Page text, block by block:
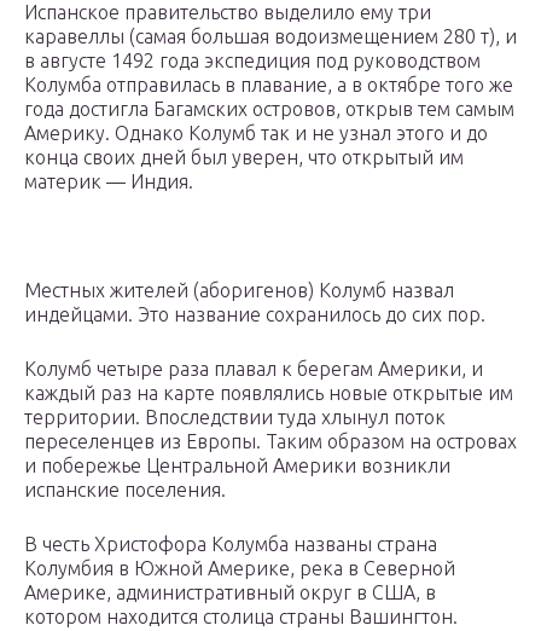
Испанское правительство выделило ему три
каравеллы (самая большая водоизмещением 280 т), и
в августе 1492 года экспедиция под руководством
Колумба отправилась в плавание, а в октябре того же
года достигла Багамских островов, открыв тем самым
Америку. Однако Колумб так и не узнал этого и до
конца своих дней был уверен, что открытый им
материк — Индия.
Местных жителей (аборигенов) Колумб назвал
индейцами. Это название сохранилось до сих пор.
Колумб четыре раза плавал к берегам Америки, и
каждый раз на карте появлялись новые открытые им
территории. Впоследствии туда хлынул поток
переселенцев из Европы. Таким образом на островах
и побережье Центральной Америки возникли
испанские поселения.
В честь Христофора Колумба названы страна
Колумбия в Южной Америке, река в Северной
Америке, административный округ в США, в
котором находится столица страны Вашингтон.